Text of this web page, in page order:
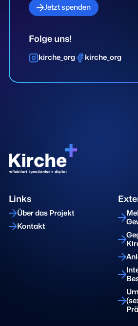
Jetzt spenden
Folge uns!
kirche_org kirche_org
Links
Über das Projekt
Kontakt